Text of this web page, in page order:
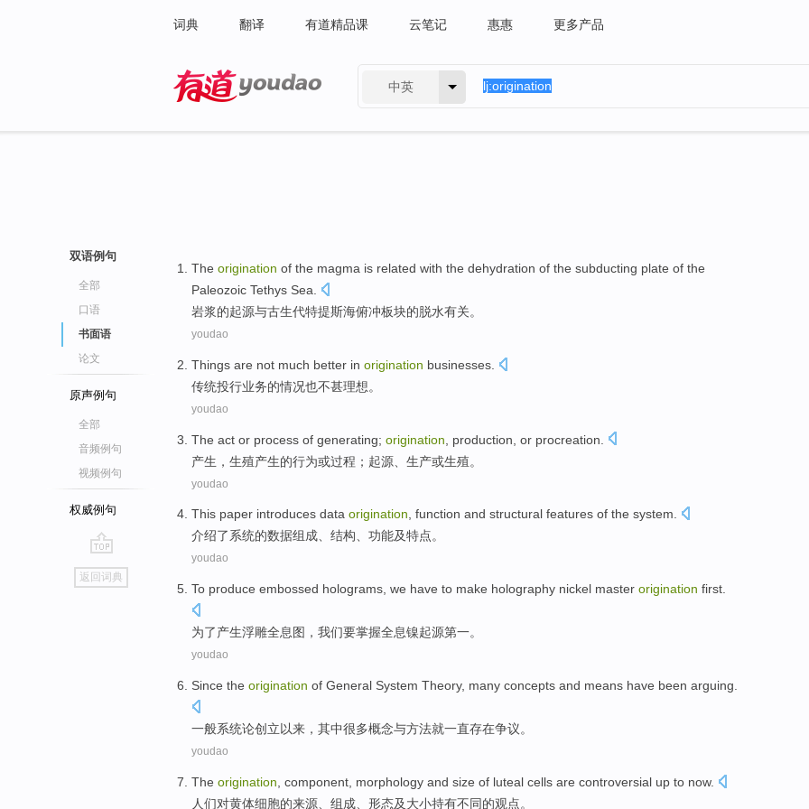
词典 翻译 有道精品课 云笔记 惠惠 更多产品
中英
双语例句
全部
口语
书面语
论文
原声例句
全部
音频例句
视频例句
权威例句
go
top
返回词典
The origination of the magma is related with the dehydration of the subducting plate of the
Paleozoic Tethys Sea
岩浆的起源与古生代特提斯海俯冲板块的脱水有关。
youdao
Things are not much better in origination businesses
传统投行业务的情况也不甚理想。
youdao
The act or process of generating; origination production , or procreation
产生 ， 生殖产生的行为或过程 ； 起源 生产或生殖。
youdao
This paper introduces data origination, function and structural features of the system.
介绍了系统的数据组成、 结构、 功能及特点。
youdao
To produce embossed holograms we have to make holography nickel master origination first
为了产生浮雕全息 图， 我们要掌握全息镍起源第一。
youdao
Since the origination of General System Theory, many concepts and means have been arguing
一般系统论创立以来 ， 其中很多概念与方法就一直存在争议。
youdao
The origination component morphology and size of luteal cells are controversial up to now.
人们对黄体细胞的来源、 组成 形态及大小持有不同的观点。